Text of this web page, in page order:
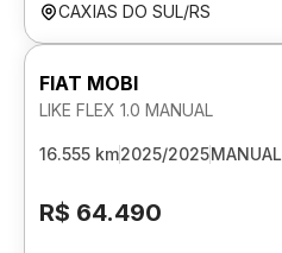
CAXIAS DO SUL/RS
FIAT MOBI
LIKE FLEX 1.0 MANUAL
16.555 km2025/2025MANUAL
R$ 64.490